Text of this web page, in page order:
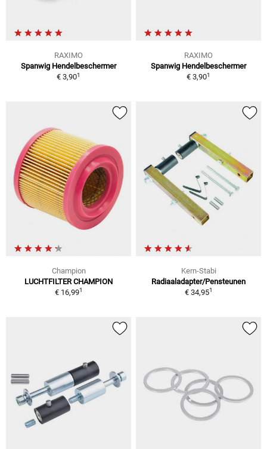
RAXIMO
Spanwig Hendelbeschermer
€ 3,901
RAXIMO
Spanwig Hendelbeschermer
€ 3,901
Champion
LUCHTFILTER CHAMPION
€ 16,991
Kern-Stabi
Radiaaladapter/Pensteunen
€ 34,951